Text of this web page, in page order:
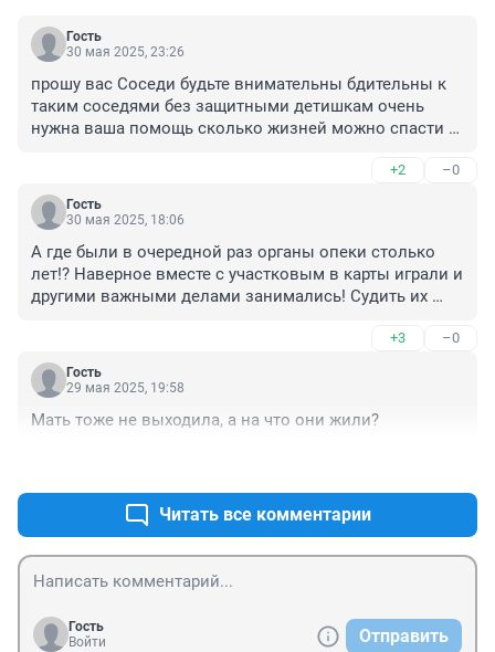
Гость
30 мая 2025, 23:26
прошу вас Соседи будьте внимательны бдительны к
таким соседями без защитными детишкам очень
нужна ваша помощь сколько жизней можно спасти
+2 –0
Гость
30 мая 2025, 18:06
А где были в очередной раз органы опеки столько
лет!? Наверное вместе с участковым в карты играли и
другими важными делами занимались! Судить их
+3 –0
Гость
29 мая 2025, 19:58
Мать тоже не выходила, а на что они жили?
Читать все комментарии
Гость
Войти
Отправить